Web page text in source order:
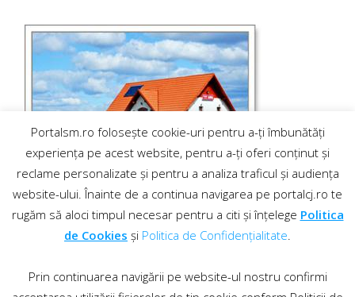
Portalsm.ro folosește cookie-uri pentru a-ți îmbunătăți
experiența pe acest website, pentru a-ți oferi conținut și
reclame personalizate și pentru a analiza traficul și audiența
website-ului. Înainte de a continua navigarea pe portalcj.ro te
rugăm să aloci timpul necesar pentru a citi și înțelege Politica
de Cookies și Politica de Confidențialitate.
Prin continuarea navigării pe website-ul nostru confirmi